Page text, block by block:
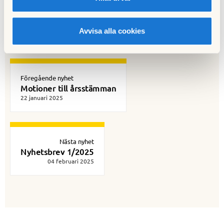
Avvisa alla cookies
Föregående nyhet
Motioner till årsstämman
22 januari 2025
Nästa nyhet
Nyhetsbrev 1/2025
04 februari 2025